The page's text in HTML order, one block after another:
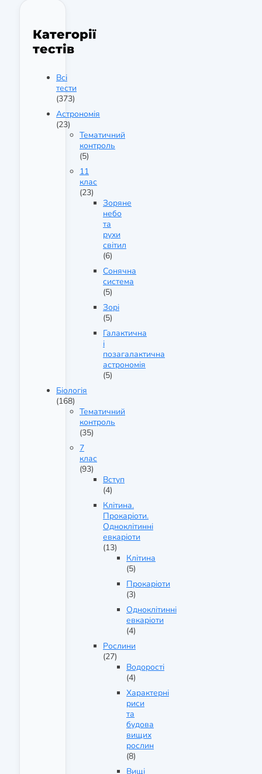
Категорії
тестів
Всі
тести
(373)
Астрономія
(23)
Тематичний
контроль
(5)
11
клас
(23)
Зоряне
небо
та
рухи
світил
(6)
Сонячна
система
(5)
Зорі
(5)
Галактична
і
позагалактична
астрономія
(5)
Біологія
(168)
Тематичний
контроль
(35)
7
клас
(93)
Вступ
(4)
Клітина.
Прокаріоти.
Одноклітинні
евкаріоти
(13)
Клітина
(5)
Прокаріоти
(3)
Одноклітинні
евкаріоти
(4)
Рослини
(27)
Водорості
(4)
Характерні
риси
та
будова
вищих
рослин
(8)
Вищі